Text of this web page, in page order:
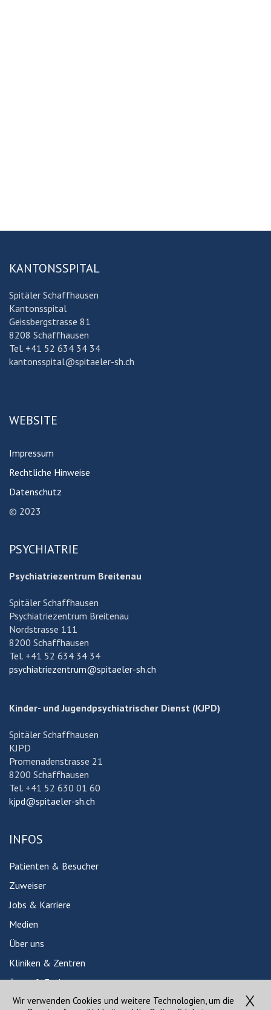
KANTONSSPITAL
Spitäler Schaffhausen
Kantonsspital
Geissbergstrasse 81
8208 Schaffhausen
Tel. +41 52 634 34 34
kantonsspital@spitaeler-sh.ch
WEBSITE
Impressum
Rechtliche Hinweise
Datenschutz
© 2023
PSYCHIATRIE
Psychiatriezentrum Breitenau
Spitäler Schaffhausen
Psychiatriezentrum Breitenau
Nordstrasse 111
8200 Schaffhausen
Tel. +41 52 634 34 34
psychiatriezentrum@spitaeler-sh.ch
Kinder- und Jugendpsychiatrischer Dienst (KJPD)
Spitäler Schaffhausen
KJPD
Promenadenstrasse 21
8200 Schaffhausen
Tel. +41 52 630 01 60
kjpd@spitaeler-sh.ch
INFOS
Patienten & Besucher
Zuweiser
Jobs & Karriere
Medien
Über uns
Kliniken & Zentren
Ärzte & Fachpersonen
Babygalerie
Wir verwenden Cookies und weitere Technologien, um die